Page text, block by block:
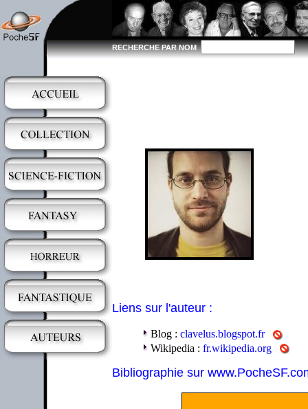
RECHERCHE PAR NOM
Liens sur l'auteur :
Blog : clavelus.blogspot.fr
Wikipedia : fr.wikipedia.org
Bibliographie sur